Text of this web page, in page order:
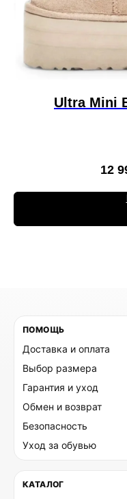
Ultra Mini
12
ПОМОЩЬ
Доставка и оплата
Выбор размера
Гарантия и уход
Обмен и возврат
Безопасность
Уход за обувью
КАТАЛОГ